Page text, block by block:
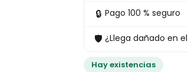
🔒 Pago 100 % seguro
🛡 ¿Llega dañado en
Hay existencias
Lost
cantidad